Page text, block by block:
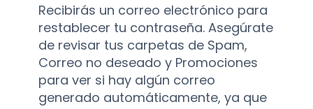
Recibirás un correo electrónico para
restablecer tu contraseña. Asegúrate
de revisar tus carpetas de Spam,
Correo no deseado y Promociones
para ver si hay algún correo
generado automáticamente, ya que